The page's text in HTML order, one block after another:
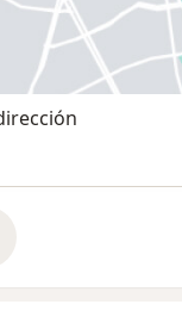
nueva pestaña